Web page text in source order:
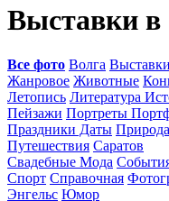
Выставки в
Все фото Волга Выставки
Жанровое Животные
Летопись Литература
Пейзажи Портреты
Праздники Даты Природа
Путешествия Саратов
Свадебные Мода
Спорт Справочная
Энгельс Юмор